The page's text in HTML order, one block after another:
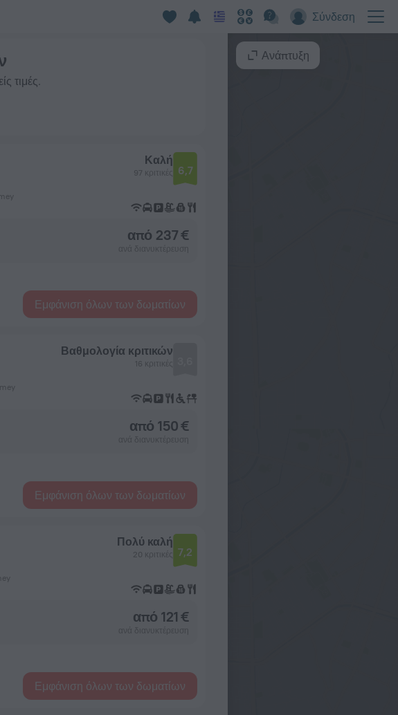
Σύνδεση
τιμές.
Καλή
97 κριτικές 6,7
από 237 €
Εμφάνιση όλων των δωματίων
Βαθμολογία κριτικών
16 κριτικές
από 150 €
Εμφάνιση όλων των δωματίων
Πολύ καλή
20 κριτικές 7,2
από 121 €
Εμφάνιση όλων των δωματίων
Ανάπτυξη